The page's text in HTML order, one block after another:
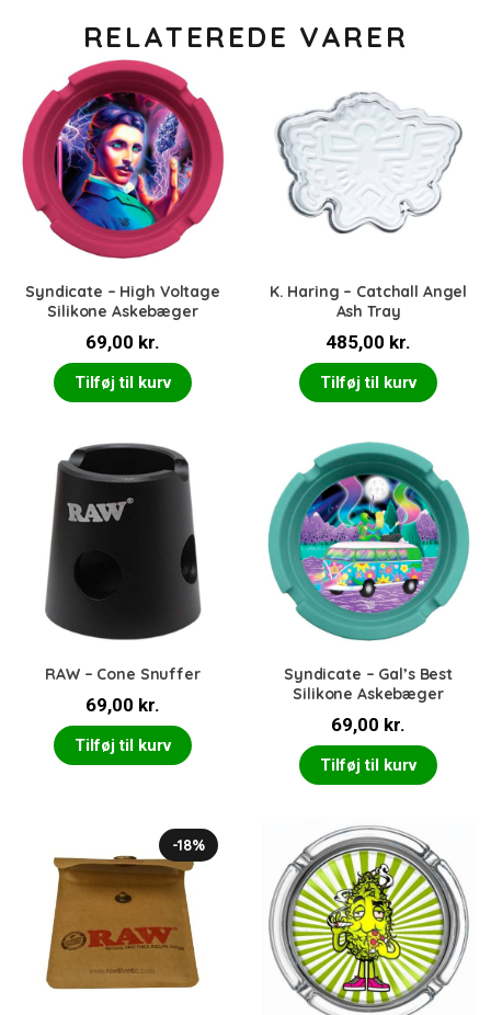
RELATEREDE VARER
Syndicate – High Voltage
Silikone Askebæger
69,00 kr.
Tilføj til kurv
K. Haring – Catchall Angel
Ash Tray
485,00 kr.
Tilføj til kurv
RAW – Cone Snuffer
69,00 kr.
Tilføj til kurv
Syndicate – Gal’s Best
Silikone Askebæger
69,00 kr.
Tilføj til kurv
-18%